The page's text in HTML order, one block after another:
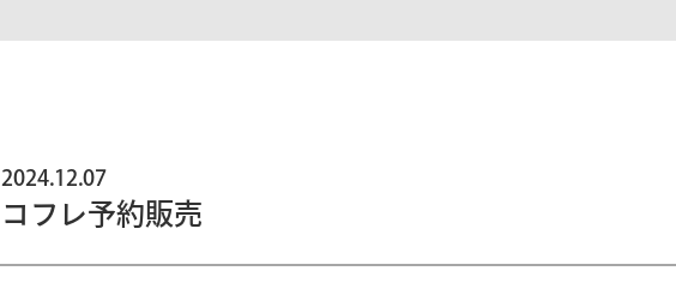
2024.12.07
コフレ予約販売